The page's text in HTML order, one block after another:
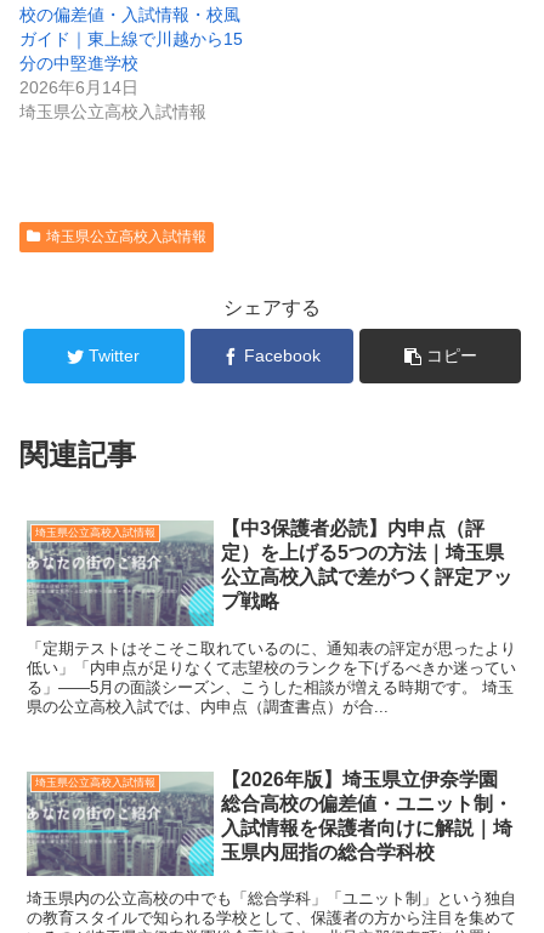
校の偏差値・入試情報・校風
ガイド｜東上線で川越から15
分の中堅進学校
2026年6月14日
埼玉県公立高校入試情報
埼玉県公立高校入試情報
シェアする
Twitter Facebook コピー
関連記事
埼玉県公立高校入試情報
【中3保護者必読】内申点（評
定）を上げる5つの方法｜埼玉県
公立高校入試で差がつく評定アッ
プ戦略
「定期テストはそこそこ取れているのに、通知表の評定が思ったより
低い」「内申点が足りなくて志望校のランクを下げるべきか迷ってい
る」——5月の面談シーズン、こうした相談が増える時期です。 埼玉
県の公立高校入試では、内申点（調査書点）が合...
埼玉県公立高校入試情報
【2026年版】埼玉県立伊奈学園
総合高校の偏差値・ユニット制・
入試情報を保護者向けに解説｜埼
玉県内屈指の総合学科校
埼玉県内の公立高校の中でも「総合学科」「ユニット制」という独自
の教育スタイルで知られる学校として、保護者の方から注目を集めて